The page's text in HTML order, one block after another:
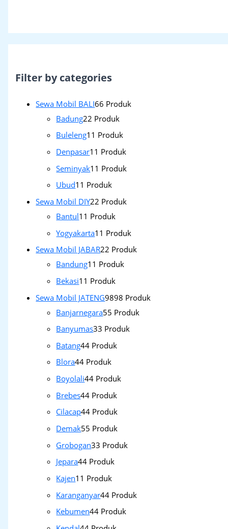
Filter by categories
Sewa Mobil BALI66 Produk
Badung22 Produk
Buleleng1 1 Produk
Denpasar1 1 Produk
Seminyak1 1 Produk
Ubud1 1 Produk
Sewa Mobil DIY22 Produk
Bantul1 1 Produk
Yogyakarta1 1 Produk
Sewa Mobil JABAR22 Produk
Bandung1 1 Produk
Bekasi1 1 Produk
Sewa Mobil JATENG9898 Produk
Banjarnegara55 Produk
Banyumas33 Produk
Batang44 Produk
Blora44 Produk
Boyolali44 Produk
Brebes44 Produk
Cilacap44 Produk
Demak55 Produk
Grobogan33 Produk
Jepara44 Produk
Kajen1 1 Produk
Karanganyar44 Produk
Kebumen44 Produk